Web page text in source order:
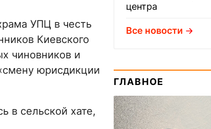
УПЦ в честь
Киевского
чиновников и
юрисдикции
в сельской хате,
центра
Все новости
ГЛАВНОЕ